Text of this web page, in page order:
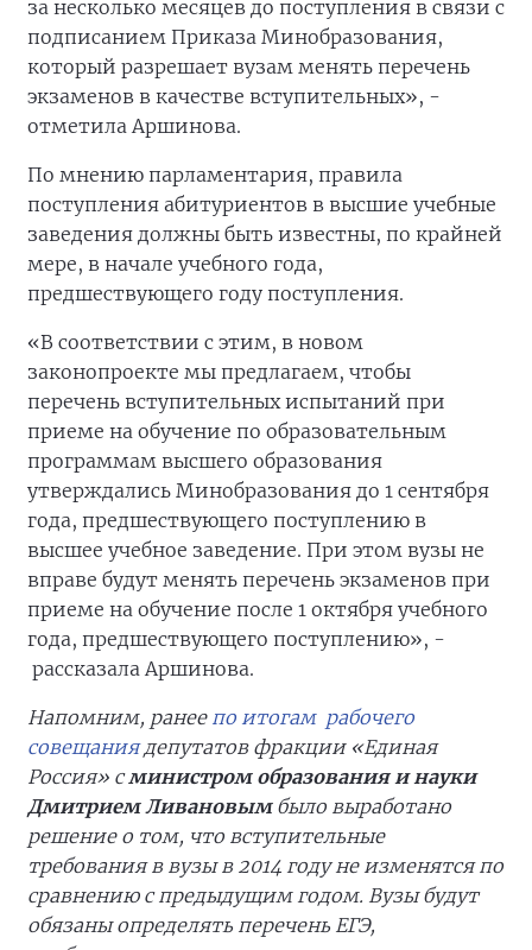
за несколько месяцев до поступления в связи с
подписанием Приказа Минобразования,
который разрешает вузам менять перечень
экзаменов в качестве вступительных», -
отметила Аршинова.
По мнению парламентария, правила
поступления абитуриентов в высшие учебные
заведения должны быть известны, по крайней
мере, в начале учебного года,
предшествующего году поступления.
«В соответствии с этим, в новом
законопроекте мы предлагаем, чтобы
перечень вступительных испытаний при
приеме на обучение по образовательным
программам высшего образования
утверждались Минобразования до 1 сентября
года, предшествующего поступлению в
высшее учебное заведение. При этом вузы не
вправе будут менять перечень экзаменов при
приеме на обучение после 1 октября учебного
года, предшествующего поступлению», -
рассказала Аршинова.
Напомним, ранее по итогам рабочего
совещаниядепутатов фракции «Единая
Россия» сминистром образования и науки
Дмитрием Ливановым было выработано
решение о том, что вступительные
требования в вузы в 2014 году не изменятся по
сравнению с предыдущим годом. Вузы будут
обязаны определять перечень ЕГЭ,